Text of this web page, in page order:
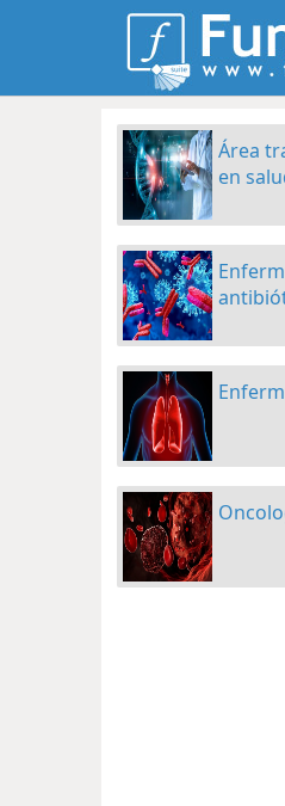
Área
en